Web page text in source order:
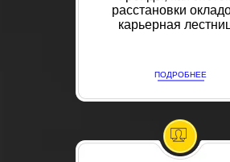
расстановки
карьерная
ПОДРОБНЕЕ